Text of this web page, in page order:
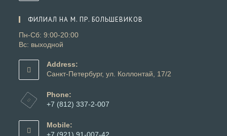
приложении
ФИЛИАЛ НА М. ПР. БОЛЬШЕВИКОВ
Пн-Сб: 9:00-20:00
Вс: выходной
Address:
Санкт-Петербург, ул. Коллонтай, 17/2
Phone:
+7 (812) 337-2-007
в
вашем
Mobile: